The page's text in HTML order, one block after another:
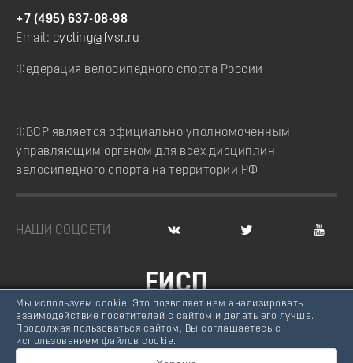
+7 (495) 637-08-98
Email: cycling@fvsr.ru
Федерация велосипедного спорта России
ФВСР является официально уполномоченным
управляющим органом для всех дисциплин
велосипедного спорта на территории РФ
НАШИ СОЦСЕТИ
ЕИСП
ВЕЛОСПОРТ РОССИИ
© Федерация велосипедного спорта России, 2007 -
2026
Мы используем cookie. Это позволяет нам анализировать
взаимодействие посетителей с сайтом и делать его лучше.
Продолжая пользоваться сайтом, Вы соглашаетесь с
использованием файлов cookie.